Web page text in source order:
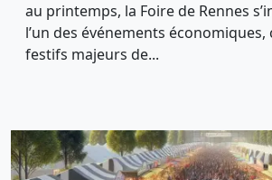
au printemps, la Foire de Rennes
l’un des événements
festifs majeurs de...